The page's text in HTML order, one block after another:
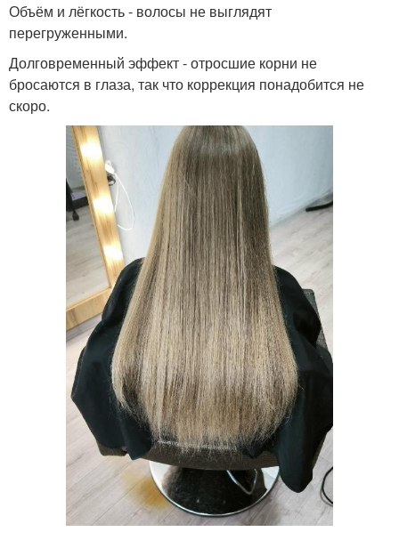
Объём и лёгкость - волосы не выглядят
перегруженными.
Долговременный эффект - отросшие корни не
бросаются в глаза, так что коррекция понадобится не
скоро.